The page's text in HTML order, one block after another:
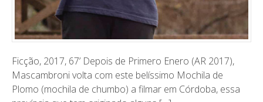
Ficção, 2017, 67’ ​Depois de Primero Enero (AR 2017),
Mascambroni volta com este belíssimo Mochila de
Plomo (mochila de chumbo) a filmar em Córdoba, essa